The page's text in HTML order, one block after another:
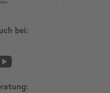
bei: